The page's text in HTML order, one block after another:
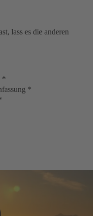
lass es die anderen
*
*